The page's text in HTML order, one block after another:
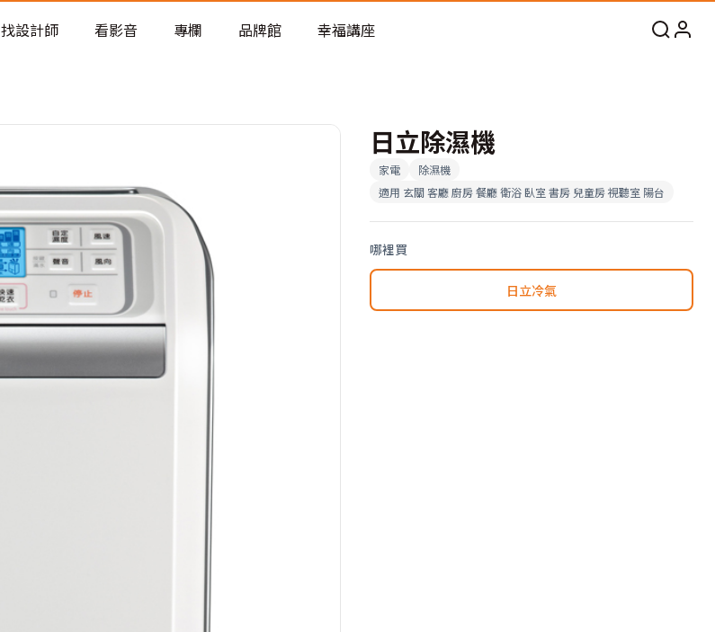
老屋預算分配與高 CP 值煥新術
找設計師 看影音 專欄 品牌館 幸福講座
日立除濕機
家電
除濕機
適用 玄關 客廳 廚房 餐廳 衛浴 臥室 書房 兒童房 視聽室 陽台
哪裡買
日立冷氣